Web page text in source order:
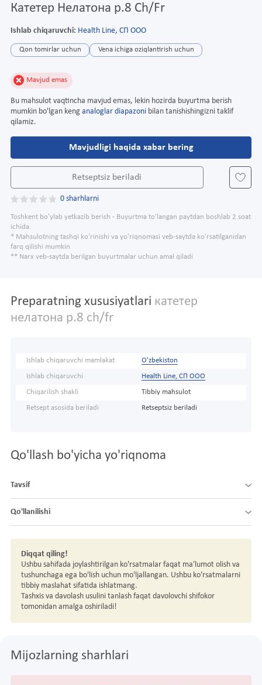
Катетер Нелатона р.8 Ch/Fr
Ishlab chiqaruvchi: Health Line, СП ООО
Qon tomirlar uchun Vena ichiga oziqlantirish uchun
Mavjud emas
Bu mahsulot vaqtincha mavjud emas, lekin hozirda buyurtma berish
mumkin bo'lgan keng analoglar diapazoni bilan tanishishingizni taklif
qilamiz.
Mavjudligi haqida xabar bering
Retseptsiz beriladi
0 sharhlarni
Toshkent bo'ylab yetkazib berish - Buyurtma to'langan paytdan boshlab 2 soat
ichida.
* Mahsulotning tashqi ko'rinishi va yo'riqnomasi veb-saytda ko'rsatilganidan
farq qilishi mumkin
** Narx veb-saytda berilgan buyurtmalar uchun amal qiladi
Preparatning xususiyatlari катетер
нелатона р.8 ch/fr
Ishlab chiqaruvchi mamlakat O'zbekiston
Ishlab chiqaruvchi Health Line, СП ООО
Chiqarilish shakli Tibbiy mahsulot
Retsept asosida beriladi Retseptsiz beriladi
Qo'llash bo'yicha yo'riqnoma
Tavsif
Qo'llanilishi
Diqqat qiling!
Ushbu sahifada joylashtirilgan ko'rsatmalar faqat ma'lumot olish va
tushunchaga ega bo'lish uchun mo'ljallangan. Ushbu ko'rsatmalarni
tibbiy maslahat sifatida ishlatmang.
Tashxis va davolash usulini tanlash faqat davolovchi shifokor
tomonidan amalga oshiriladi!
Mijozlarning sharhlari